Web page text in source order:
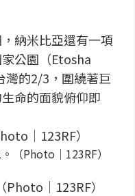
納米比亞還有一項
公園（Etosha
灣的2/3，圍繞著巨
命的面貌俯仰即
（Photo│123RF）